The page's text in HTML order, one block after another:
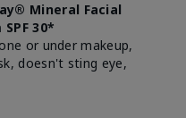
Mineral Facial
30*
or under makeup,
doesn't sting eye,